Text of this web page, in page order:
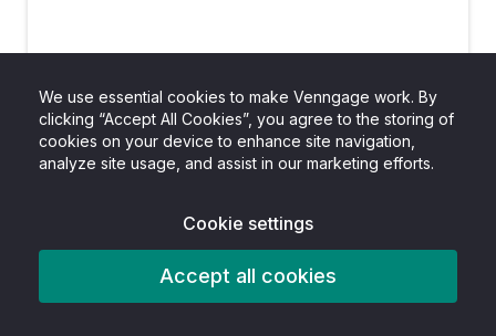
We use essential cookies to make Venngage work. By
clicking “Accept All Cookies”, you agree to the storing of
cookies on your device to enhance site navigation,
analyze site usage, and assist in our marketing efforts.
Cookie settings
Accept all cookies
CREE ESTA PLANTILLA DE LIBRO
BLANCO
Hoy en día es muy importante que todos los
empleados transmitan un mensaje de marca